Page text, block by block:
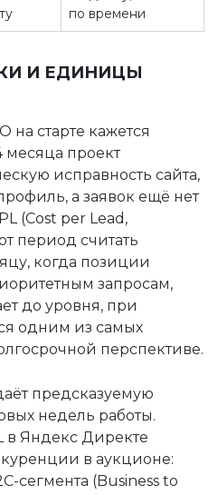
по времени
И ЕДИНИЦЫ
на старте кажется
проект
исправность сайта,
а заявок ещё нет
(Cost per Lead,
период считать
когда позиции
запросам,
до уровня, при
одним из самых
перспективе.
предсказуемую
недель работы.
в Яндекс Директе
в аукционе:
сегмента (Business to